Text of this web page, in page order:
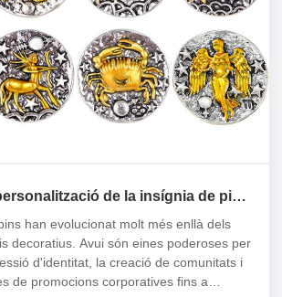
de la insígnia de pin
han evolucionat molt més enllà dels
decoratius. Avui són eines poderoses per
d'identitat, la creació de comunitats i
de promocions corporatives fins a